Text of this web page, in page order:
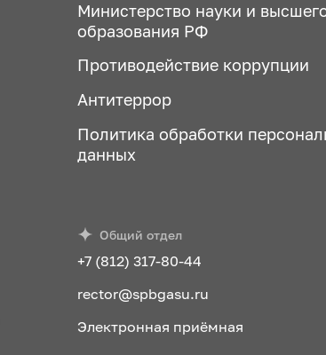
Министерство науки и
образования РФ
Противодействие коррупции
Антитеррор
Политика обработки
данных
Общий отдел
+7 (812) 317-80-44
rector@spbgasu.ru
Электронная приёмная